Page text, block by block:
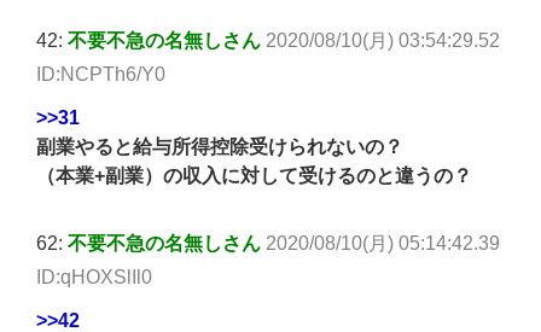
42: 不要不急の名無しさん 2020/08/10(月) 03:54:29.52
ID:NCPTh6/Y0
>>31
副業やると給与所得控除受けられないの？
（本業+副業）の収入に対して受けるのと違うの？
62: 不要不急の名無しさん 2020/08/10(月) 05:14:42.39
ID:qHOXSlIl0
>>42